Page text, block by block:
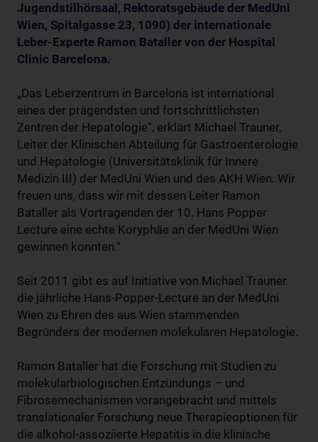
Jugendstilhörsaal, Rektoratsgebäude der MedUni
Wien, Spitalgasse 23, 1090) der internationale
Leber-Experte Ramon Bataller von der Hospital
Clinic Barcelona.
„Das Leberzentrum in Barcelona ist international
eines der prägendsten und fortschrittlichsten
Zentren der Hepatologie“, erklärt Michael Trauner,
Leiter der Klinischen Abteilung für Gastroenterologie
und Hepatologie (Universitätsklinik für Innere
Medizin III) der MedUni Wien und des AKH Wien. Wir
freuen uns, dass wir mit dessen Leiter Ramon
Bataller als Vortragenden der 10. Hans Popper
Lecture eine echte Koryphäe an der MedUni Wien
gewinnen konnten.“
Seit 2011 gibt es auf Initiative von Michael Trauner
die jährliche Hans-Popper-Lecture an der MedUni
Wien zu Ehren des aus Wien stammenden
Begründers der modernen molekularen Hepatologie.
Ramon Bataller hat die Forschung mit Studien zu
molekularbiologischen Entzündungs – und
Fibrosemechanismen vorangebracht und mittels
translationaler Forschung neue Therapieoptionen für
die alkohol-assoziierte Hepatitis in die klinische